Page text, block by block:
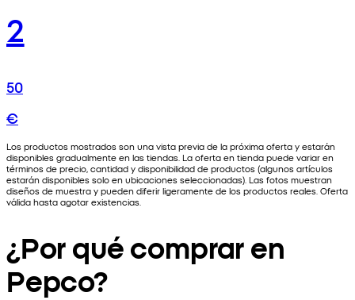
2
50
€
Los productos mostrados son una vista previa de la próxima oferta y estarán
disponibles gradualmente en las tiendas. La oferta en tienda puede variar en
términos de precio, cantidad y disponibilidad de productos (algunos artículos
estarán disponibles solo en ubicaciones seleccionadas). Las fotos muestran
diseños de muestra y pueden diferir ligeramente de los productos reales. Oferta
válida hasta agotar existencias.
¿Por qué comprar en
Pepco?